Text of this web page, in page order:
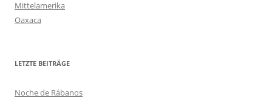
Mittelamerika
Oaxaca
LETZTE BEITRÄGE
Noche de Rábanos